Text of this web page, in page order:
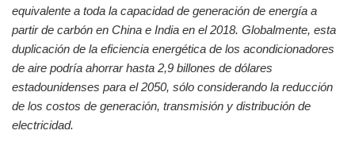
equivalente a toda la capacidad de generación de energía a
partir de carbón en China e India en el 2018. Globalmente, esta
duplicación de la eficiencia energética de los acondicionadores
de aire podría ahorrar hasta 2,9 billones de dólares
estadounidenses para el 2050, sólo considerando la reducción
de los costos de generación, transmisión y distribución de
electricidad.